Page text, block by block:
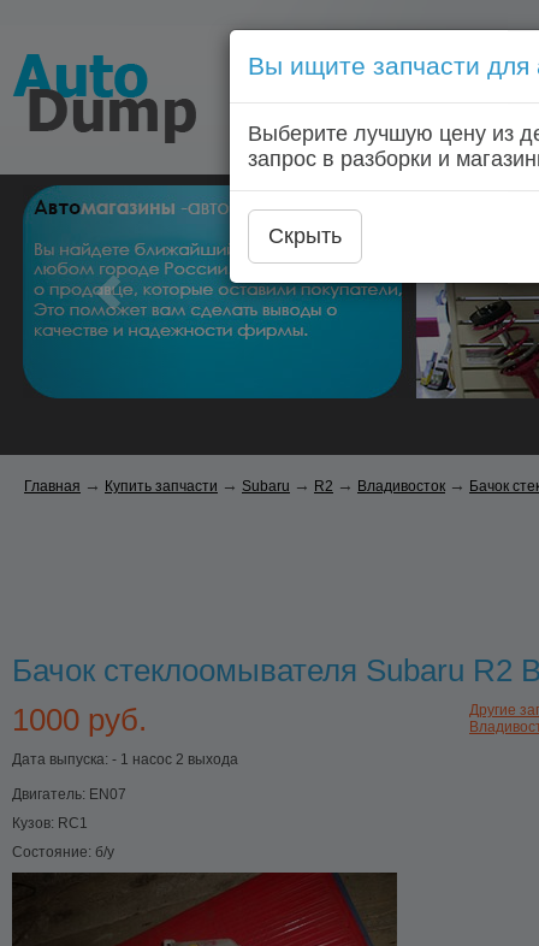
Главная
Главная → Купить запчасти → Subaru → R2 → Владивосток → Бачок
Бачок стеклоомывателя Subaru R2
Другие
1000 руб.
Дата выпуска: - 1 насос 2 выхода
Двигатель: EN07
Кузов: RC1
Состояние: б/у
Вы ищите запчасти для
Выберите лучшую цену из
запрос в разборки и
Скрыть